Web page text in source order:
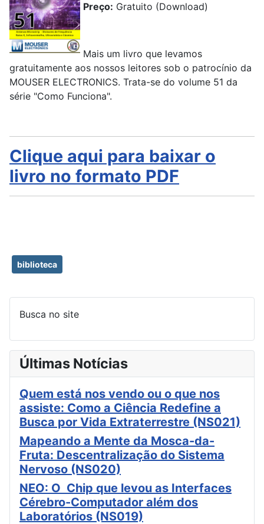
Preço: Gratuito (Download)
Mais um livro que levamos
gratuitamente aos nossos leitores sob o patrocínio da
MOUSER ELECTRONICS. Trata-se do volume 51 da
série "Como Funciona".
Clique aqui para baixar o
livro no formato PDF
biblioteca
Busca no site
Últimas Notícias
Quem está nos vendo ou o que nos
assiste: Como a Ciência Redefine a
Busca por Vida Extraterrestre (NS021)
Mapeando a Mente da Mosca-da-
Fruta: Descentralização do Sistema
Nervoso (NS020)
NEO: O Chip que levou as Interfaces
Cérebro-Computador além dos
Laboratórios (NS019)